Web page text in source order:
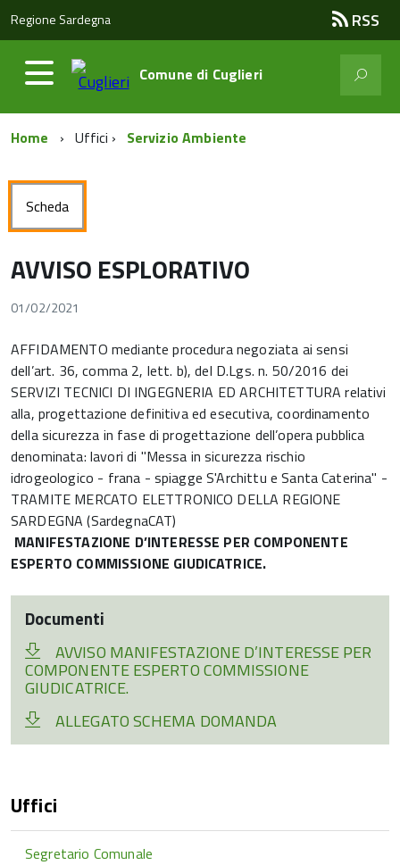
Regione Sardegna RSS
Comune di Cuglieri
Home Uffici Servizio Ambiente
Scheda
AVVISO ESPLORATIVO
01/02/2021
AFFIDAMENTO mediante procedura negoziata ai sensi
dell’art. 36, comma 2, lett. b), del D.Lgs. n. 50/2016 dei
SERVIZI TECNICI DI INGEGNERIA ED ARCHITETTURA relativi
alla, progettazione definitiva ed esecutiva, coordinamento
della sicurezza in fase di progettazione dell’opera pubblica
denominata: lavori di "Messa in sicurezza rischio
idrogeologico - frana - spiagge S'Archittu e Santa Caterina" -
TRAMITE MERCATO ELETTRONICO DELLA REGIONE
SARDEGNA (SardegnaCAT)
MANIFESTAZIONE D’INTERESSE PER COMPONENTE
ESPERTO COMMISSIONE GIUDICATRICE.
Documenti
AVVISO MANIFESTAZIONE D’INTERESSE PER
COMPONENTE ESPERTO COMMISSIONE
GIUDICATRICE.
ALLEGATO SCHEMA DOMANDA
Uffici
Segretario Comunale